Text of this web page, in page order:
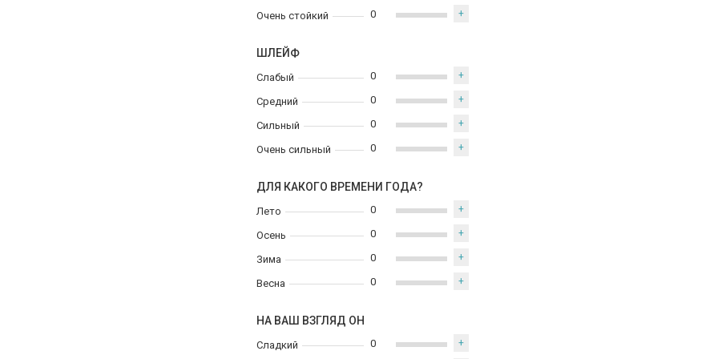
Очень стойкий 0 +
ШЛЕЙФ
Слабый
Средний
Сильный
Очень сильный
0 +
0 +
0 +
0 +
ДЛЯ КАКОГО ВРЕМЕНИ ГОДА?
Лето
Осень
Зима
Весна
0 +
0 +
0 +
0 +
НА ВАШ ВЗГЛЯД ОН
Сладкий 0 +